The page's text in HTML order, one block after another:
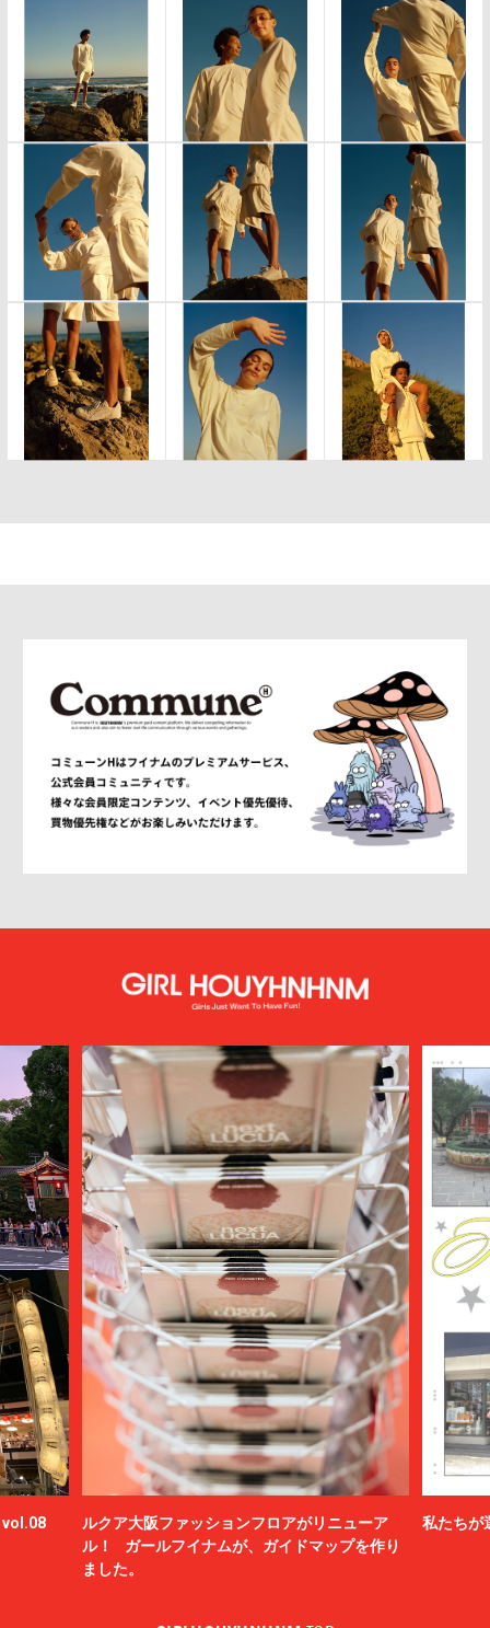
vol.08
ルクア大阪ファッションフロアがリニューア
ル！ ガールフイナムが、ガイドマップを作り
ました。
私たちが